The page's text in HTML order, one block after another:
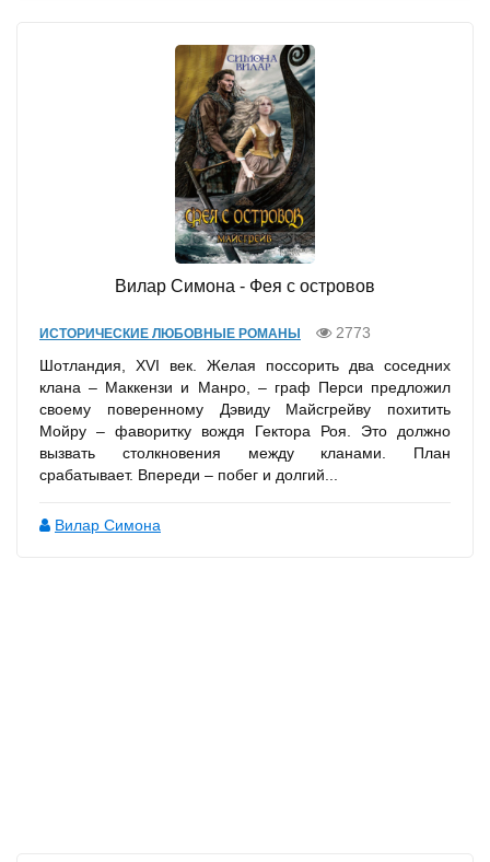
Вилар Симона - Фея с островов
ИСТОРИЧЕСКИЕ ЛЮБОВНЫЕ РОМАНЫ
2773
Шотландия, XVI век. Желая поссорить два соседних
клана – Маккензи и Манро, – граф Перси предложил
своему поверенному Дэвиду Майсгрейву похитить
Мойру – фаворитку вождя Гектора Роя. Это должно
вызвать столкновения между кланами. План
срабатывает. Впереди – побег и долгий...
Вилар Симона